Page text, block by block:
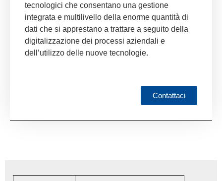
tecnologici che consentano una gestione
integrata e multilivello della enorme quantità di
dati che si apprestano a trattare a seguito della
digitalizzazione dei processi aziendali e
dell’utilizzo delle nuove tecnologie.
Contattaci